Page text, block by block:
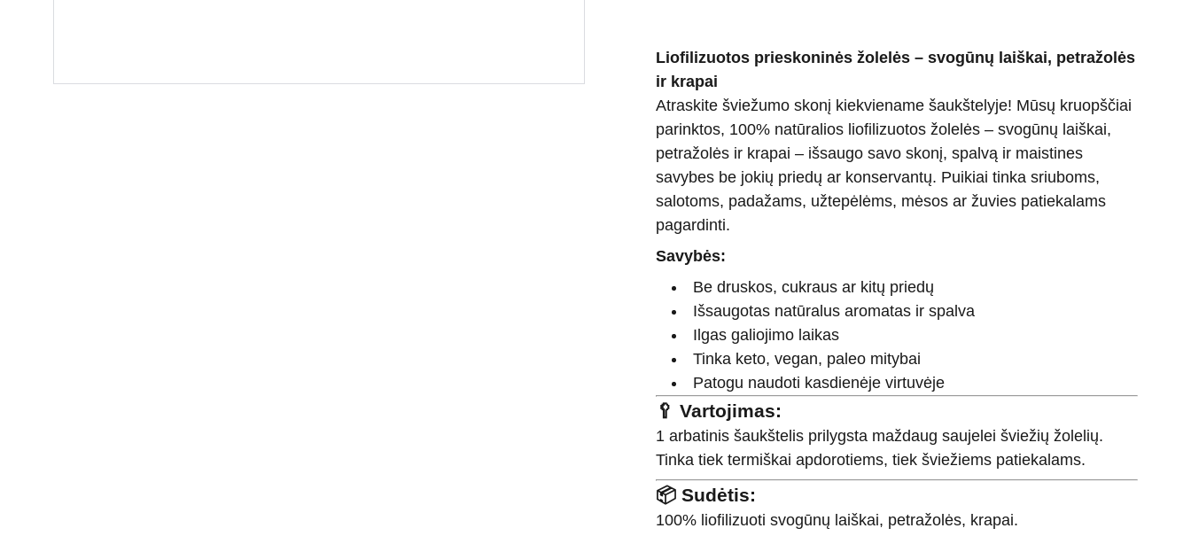
Liofilizuotos prieskoninės žolelės – svogūnų laiškai, petražolės
ir krapai
Atraskite šviežumo skonį kiekviename šaukštelyje! Mūsų kruopščiai
parinktos, 100% natūralios liofilizuotos žolelės – svogūnų laiškai,
petražolės ir krapai – išsaugo savo skonį, spalvą ir maistines
savybes be jokių priedų ar konservantų. Puikiai tinka sriuboms,
salotoms, padažams, užtepėlėms, mėsos ar žuvies patiekalams
pagardinti.
Savybės:
Be druskos, cukraus ar kitų priedų
Išsaugotas natūralus aromatas ir spalva
Ilgas galiojimo laikas
Tinka keto, vegan, paleo mitybai
Patogu naudoti kasdienėje virtuvėje
🥄 Vartojimas:
1 arbatinis šaukštelis prilygsta maždaug saujelei šviežių žolelių.
Tinka tiek termiškai apdorotiems, tiek šviežiems patiekalams.
📦 Sudėtis:
100% liofilizuoti svogūnų laiškai, petražolės, krapai.